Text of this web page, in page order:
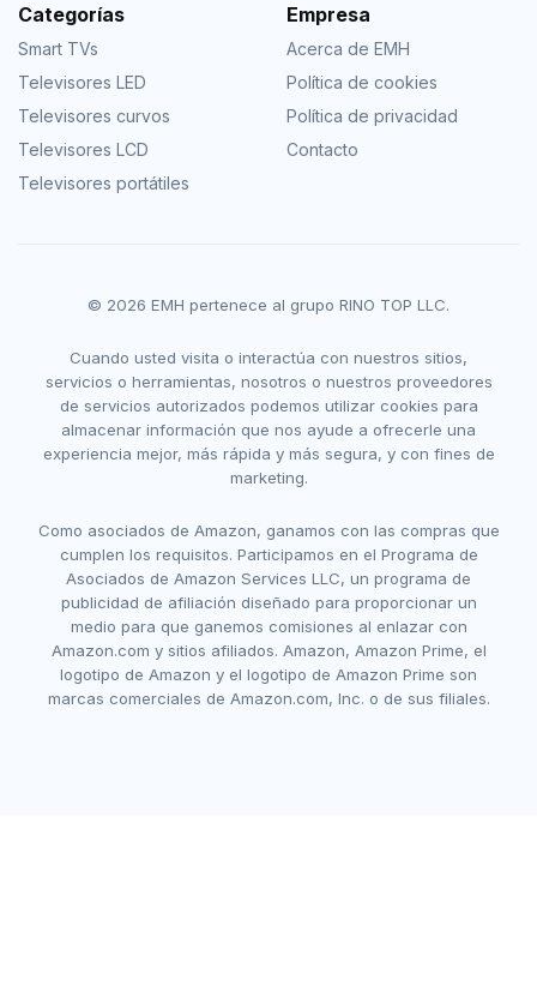
Categorías
Smart TVs
Televisores LED
Televisores curvos
Televisores LCD
Televisores portátiles
Empresa
Acerca de EMH
Política de cookies
Política de privacidad
Contacto
© 2026 EMH pertenece al grupo RINO TOP LLC.
Cuando usted visita o interactúa con nuestros sitios,
servicios o herramientas, nosotros o nuestros proveedores
de servicios autorizados podemos utilizar cookies para
almacenar información que nos ayude a ofrecerle una
experiencia mejor, más rápida y más segura, y con fines de
marketing.
Como asociados de Amazon, ganamos con las compras que
cumplen los requisitos. Participamos en el Programa de
Asociados de Amazon Services LLC, un programa de
publicidad de afiliación diseñado para proporcionar un
medio para que ganemos comisiones al enlazar con
Amazon.com y sitios afiliados. Amazon, Amazon Prime, el
logotipo de Amazon y el logotipo de Amazon Prime son
marcas comerciales de Amazon.com, Inc. o de sus filiales.